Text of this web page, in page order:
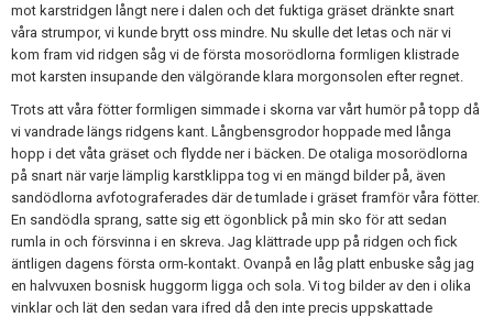
mot karstridgen långt nere i dalen och det fuktiga gräset dränkte snart
våra strumpor, vi kunde brytt oss mindre. Nu skulle det letas och när vi
kom fram vid ridgen såg vi de första mosorödlorna formligen klistrade
mot karsten insupande den välgörande klara morgonsolen efter regnet.
Trots att våra fötter formligen simmade i skorna var vårt humör på topp då
vi vandrade längs ridgens kant. Långbensgrodor hoppade med långa
hopp i det våta gräset och flydde ner i bäcken. De otaliga mosorödlorna
på snart när varje lämplig karstklippa tog vi en mängd bilder på, även
sandödlorna avfotograferades där de tumlade i gräset framför våra fötter.
En sandödla sprang, satte sig ett ögonblick på min sko för att sedan
rumla in och försvinna i en skreva. Jag klättrade upp på ridgen och fick
äntligen dagens första orm-kontakt. Ovanpå en låg platt enbuske såg jag
en halvvuxen bosnisk huggorm ligga och sola. Vi tog bilder av den i olika
vinklar och lät den sedan vara ifred då den inte precis uppskattade